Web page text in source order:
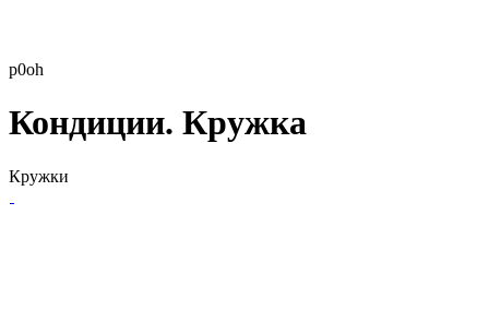
p0oh
Кондиции. Кружка
Кружки